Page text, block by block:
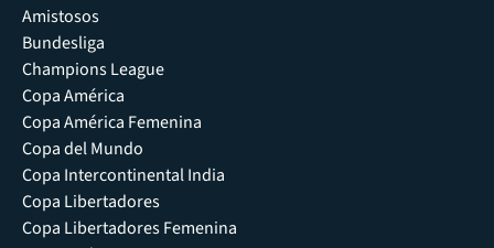
Amistosos
Bundesliga
Champions League
Copa América
Copa América Femenina
Copa del Mundo
Copa Intercontinental India
Copa Libertadores
Copa Libertadores Femenina